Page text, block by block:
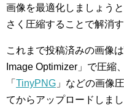
画像を最適化しましょう
さく圧縮することで解消
これまで投稿済みの画像
Image Optimizer」で圧縮
「 TinyPNG 」などの画像
てからアップロードしまし